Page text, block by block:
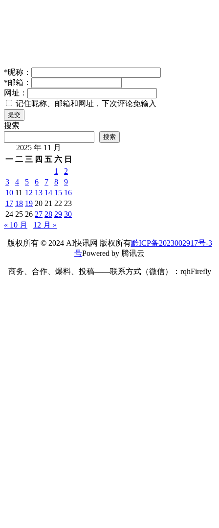
*昵称：
*邮箱：
网址：
记住昵称、邮箱和网址，下次评论免输入
提交
搜索
搜索
2025 年 11 月
一 二 三 四 五 六 日
1
2
3
4 5 6 7 8
9
10 11 12 13 14 15 16
17 18 19 20 21 22 23
24 25 26 27 28 29 30
« 10 月
12 月 »
版权所有 © 2024 AI快讯网 版权所有黔ICP备2023002917号-3
号Powered by 腾讯云
商务、合作、爆料、投稿——联系方式（微信）：rqhFirefly